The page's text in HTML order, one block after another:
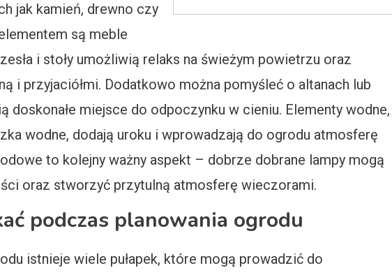
jak kamień, drewno czy
są meble
i stoły umożliwią relaks na świeżym powietrzu oraz
i przyjaciółmi. Dodatkowo można pomyśleć o altanach lub
doskonałe miejsce do odpoczynku w cieniu. Elementy wodne,
wodne, dodają uroku i wprowadzają do ogrodu atmosferę
to kolejny ważny aspekt – dobrze dobrane lampy mogą
oraz stworzyć przytulną atmosferę wieczorami.
podczas planowania ogrodu
istnieje wiele pułapek, które mogą prowadzić do